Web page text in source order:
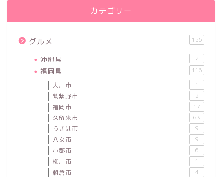
カテゴリー
グルメ 155
沖縄県 2
福岡県 116
大川市 1
筑紫野市 2
福岡市 17
久留米市 63
うきは市 9
八女市 9
小郡市 6
柳川市 1
朝倉市 4